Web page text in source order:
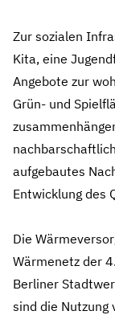
Zur sozialen
Kita, eine
Angebote zur
Grün‑ und
aufgebautes
Entwicklung des
Die
Wärmenetz der
Berliner
sind die Nutzung